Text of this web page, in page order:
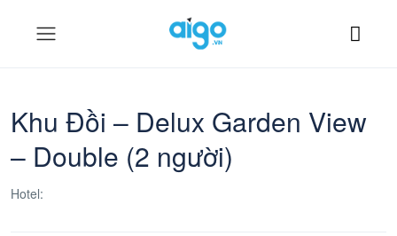
Khu Đồi – Delux Garden View
– Double (2 người)
Hotel: